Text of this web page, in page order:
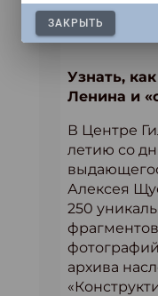
https://
Узнать,
Ленина и
В Центре
летию со
Алексея
250
архива
ЗАКРЫТЬ